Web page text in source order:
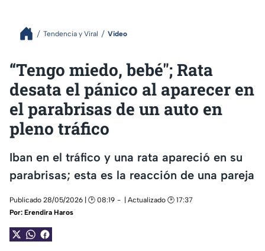
Tendencia y Viral Video
“Tengo miedo, bebé"; Rata
desata el pánico al aparecer en
el parabrisas de un auto en
pleno tráfico
Iban en el tráfico y una rata apareció en su
parabrisas; esta es la reacción de una pareja
Publicado 28/05/2026 | 🕑 08:19
| Actualizado 🕑 17:37
Por: Erendira Haros